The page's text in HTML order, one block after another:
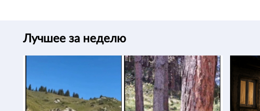
Лучшее за неделю